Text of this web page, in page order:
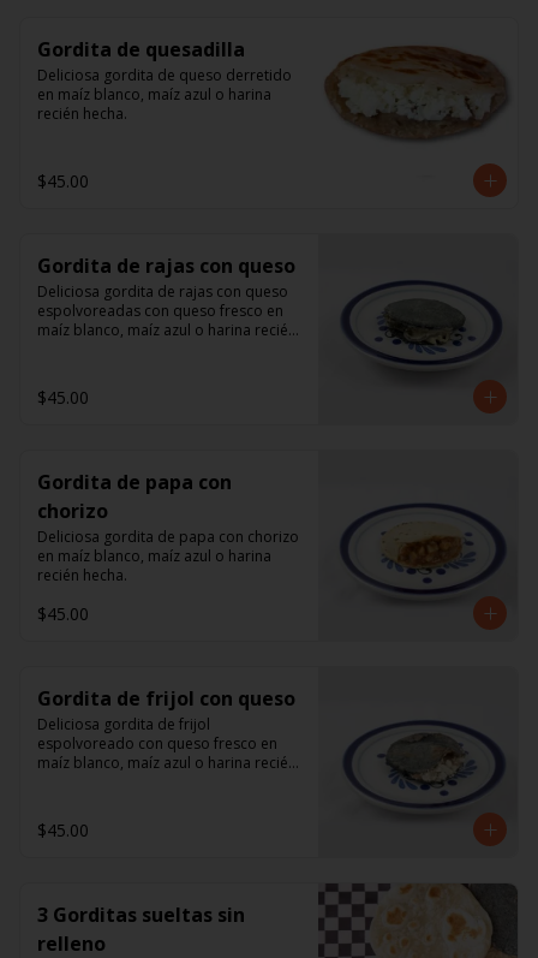
Gordita de quesadilla
Deliciosa gordita de queso derretido
en maíz blanco, maíz azul o harina
recién hecha.
$45.00
Gordita de rajas con queso
Deliciosa gordita de rajas con queso
espolvoreadas con queso fresco en
maíz blanco, maíz azul o harina recién
$45.00
Gordita de papa con
chorizo
Deliciosa gordita de papa con chorizo
en maíz blanco, maíz azul o harina
recién hecha.
$45.00
Gordita de frijol con queso
Deliciosa gordita de frijol
espolvoreado con queso fresco en
maíz blanco, maíz azul o harina recién
$45.00
3 Gorditas sueltas sin
relleno